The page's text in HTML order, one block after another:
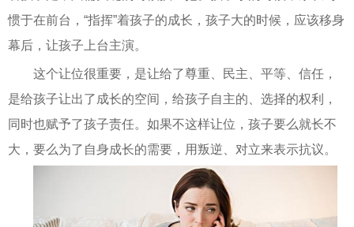
惯于在前台，“指挥”着孩子的成长，孩子大的时候，应该移身
幕后，让孩子上台主演。
这个让位很重要，是让给了尊重、民主、平等、信任，
是给孩子让出了成长的空间，给孩子自主的、选择的权利，
同时也赋予了孩子责任。如果不这样让位，孩子要么就长不
大，要么为了自身成长的需要，用叛逆、对立来表示抗议。